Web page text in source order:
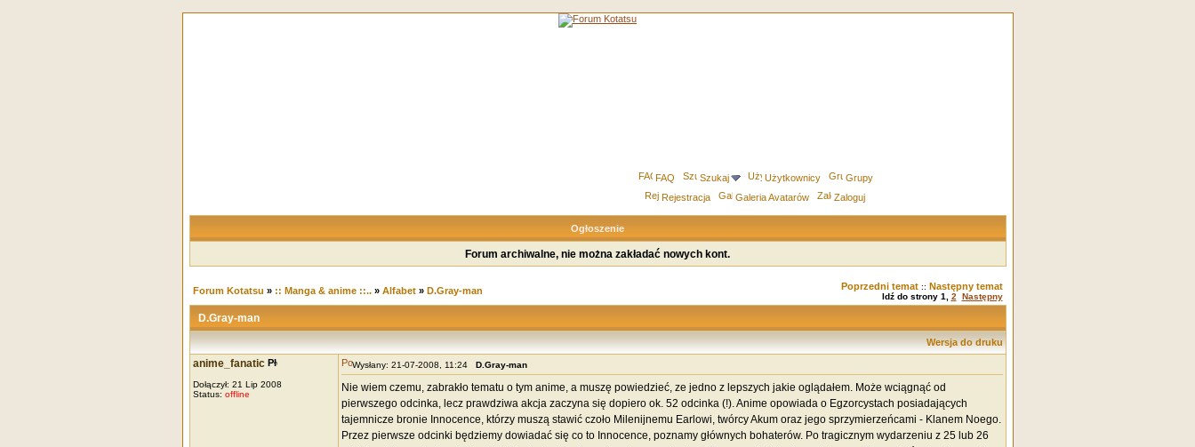
FAQ Szukaj Użytkownicy
Grupy
Rejestracja
Galeria Avatarów Zaloguj
Ogłoszenie
Forum archiwalne, nie można zakładać nowych kont.
Forum Kotatsu » :: Manga & anime ::..» Alfabet» D.Gray-man Poprzedni temat:: Następny temat
Idź do strony 1 2 Następny
D.Gray-man
Wersja do druku
anime_fanatic
Dołączył: 21 Lip 2008
Status: offline
Wysłany: 21-07-2008, 11:24 D.Gray-man
Nie wiem czemu, zabrakło tematu o tym anime, a muszę powiedzieć, ze jedno z lepszych jakie oglądałem. Może wciągnąć od
pierwszego odcinka, lecz prawdziwa akcja zaczyna się dopiero ok. 52 odcinka (!). Anime opowiada o Egzorcystach posiadających
tajemnicze bronie Innocence, którzy muszą stawić czoło Milenijnemu Earlowi, twórcy Akum oraz jego sprzymierzeńcami - Klanem Noego.
Przez pierwsze odcinki będziemy dowiadać się co to Innocence, poznamy głównych bohaterów. Po tragicznym wydarzeniu z 25 lub 26